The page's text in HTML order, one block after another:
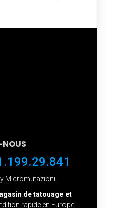
Micromutazioni.
de tatouage et
rapide en Europe.